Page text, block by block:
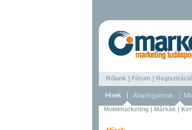
Rólunk Fórum Regisztráció
Mobilmarketing Márkák